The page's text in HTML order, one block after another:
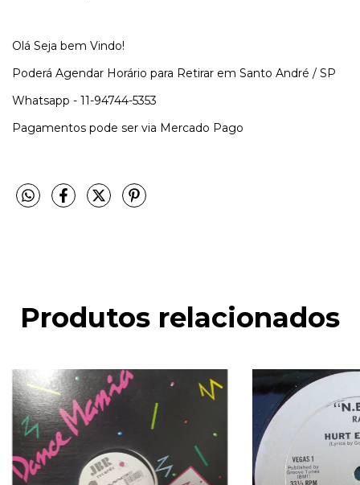
Olá Seja bem Vindo!
Poderá Agendar Horário para Retirar em Santo André / SP
Whatsapp - 11-94744-5353
Pagamentos pode ser via Mercado Pago
Produtos relacionados